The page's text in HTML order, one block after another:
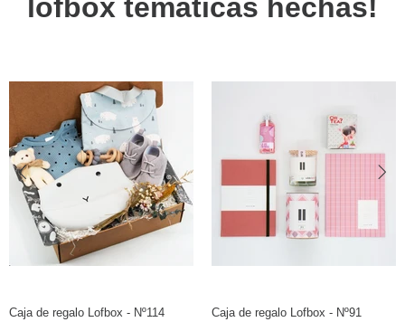
lofbox temáticas hechas!
Caja de regalo Lofbox - Nº114 Caja de regalo Lofbox - Nº91